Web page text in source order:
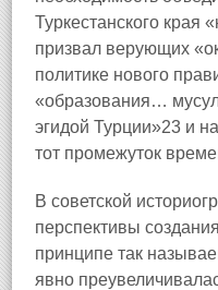
Туркестанского края
призвал верующих
политике нового
«образования…
эгидой Турции»23 и
тот промежуток
В советской
перспективы
принципе так
явно